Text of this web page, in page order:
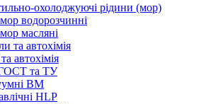
охолоджуючі рідини (мор)
водорозчинні
масляні
та автохімія
автохімія
та ТУ
ВМ
HLP